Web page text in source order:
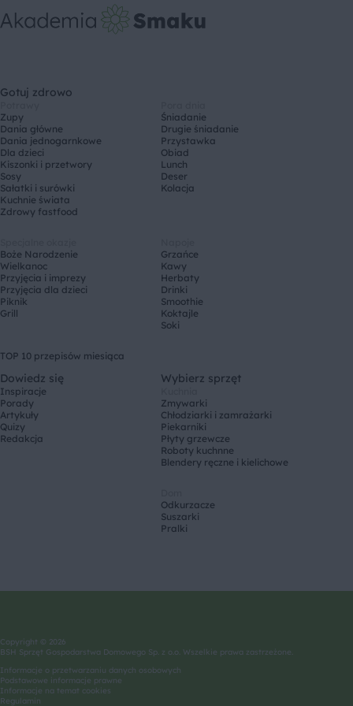
Gotuj zdrowo
Zupy
Dania główne
Dania jednogarnkowe
Dla dzieci
Kiszonki i przetwory
Sosy
Sałatki i surówki
Kuchnie świata
Zdrowy fastfood
Śniadanie
Drugie śniadanie
Przystawka
Obiad
Lunch
Deser
Kolacja
Boże Narodzenie
Wielkanoc
Przyjęcia i imprezy
Przyjęcia dla dzieci
Piknik
Grill
Grzańce
Kawy
Herbaty
Drinki
Smoothie
Koktajle
Soki
TOP 10 przepisów miesiąca
Dowiedz się
Inspiracje
Porady
Artykuły
Quizy
Redakcja
Wybierz sprzęt
Zmywarki
Chłodziarki i zamrażarki
Piekarniki
Płyty grzewcze
Roboty kuchnne
Blendery ręczne i kielichowe
Odkurzacze
Suszarki
Pralki
Copyright © 2026
BSH Sprzęt Gospodarstwa Domowego Sp. z o.o. Wszelkie prawa zastrzeżone.
Informacje o przetwarzaniu danych osobowych
Podstawowe informacje prawne
Informacje na temat cookies
Regulamin